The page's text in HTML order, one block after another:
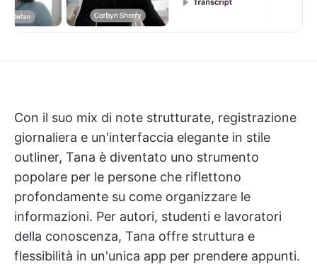
Con il suo mix di note strutturate, registrazione
giornaliera e un'interfaccia elegante in stile
outliner, Tana è diventato uno strumento
popolare per le persone che riflettono
profondamente su come organizzare le
informazioni. Per autori, studenti e lavoratori
della conoscenza, Tana offre struttura e
flessibilità in un'unica app per prendere appunti.